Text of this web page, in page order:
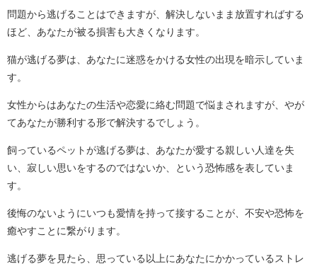
問題から逃げることはできますが、解決しないまま放置すればする
ほど、あなたが被る損害も大きくなります。
猫が逃げる夢は、あなたに迷惑をかける女性の出現を暗示していま
す。
女性からはあなたの生活や恋愛に絡む問題で悩まされますが、やが
てあなたが勝利する形で解決するでしょう。
飼っているペットが逃げる夢は、あなたが愛する親しい人達を失
い、寂しい思いをするのではないか、という恐怖感を表していま
す。
後悔のないようにいつも愛情を持って接することが、不安や恐怖を
癒やすことに繋がります。
逃げる夢を見たら、思っている以上にあなたにかかっているストレ